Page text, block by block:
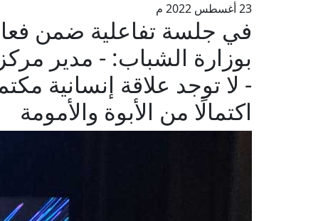
23 أغسطس 2022 م
في جلسة تفاعلية ضمن
بوزارة الشباب: - مدير مركز
- لا توجد علاقة إنسانية
اكتمالًا من الأبوة والأمومة